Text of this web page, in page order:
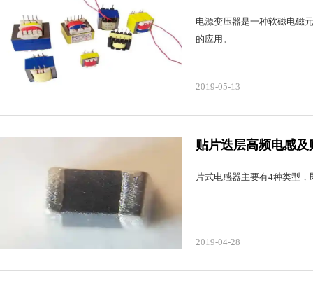
电源变压器是一种软磁电磁
的应用。
2019-05-13
贴片迭层高频电感
片式电感器主要有4种类型
2019-04-28